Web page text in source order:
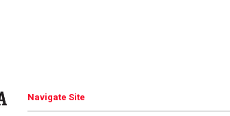
Navigate Site